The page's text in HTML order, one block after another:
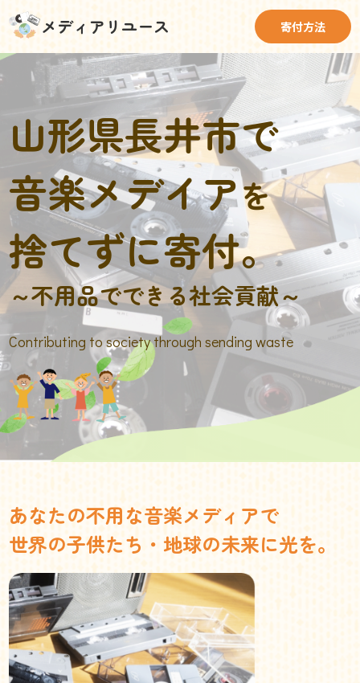
メディアリユース 寄付方法
山形県長井市で
音楽メデイアを
捨てずに寄付。
～不用品でできる社会貢献～
Contributing to society through sending waste
あなたの不用な音楽メディアで
世界の子供たち・地球の未来に光を。